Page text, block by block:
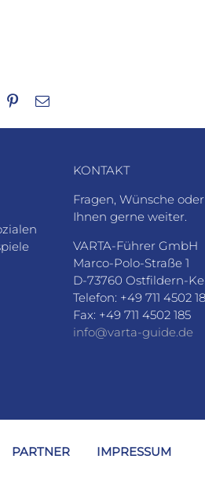
Pinterest
E-
KONTAKT
Fragen, Wünsche
Ihnen gerne weiter.
VARTA-Führer GmbH
Marco-Polo-Straße 1
D-73760 Ostfildern-
Telefon: +49 711 4502
Fax: +49 711 4502 185
info@varta-guide.de
PARTNER IMPRESSUM